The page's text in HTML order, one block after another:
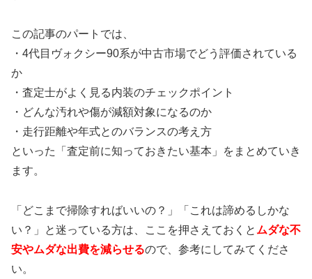
この記事のパートでは、
・4代目ヴォクシー90系が中古市場でどう評価されている
か
・査定士がよく見る内装のチェックポイント
・どんな汚れや傷が減額対象になるのか
・走行距離や年式とのバランスの考え方
といった「査定前に知っておきたい基本」をまとめていき
ます。
「どこまで掃除すればいいの？」「これは諦めるしかな
い？」と迷っている方は、ここを押さえておくと ムダな不
安やムダな出費を減らせるので、参考にしてみてくださ
い。